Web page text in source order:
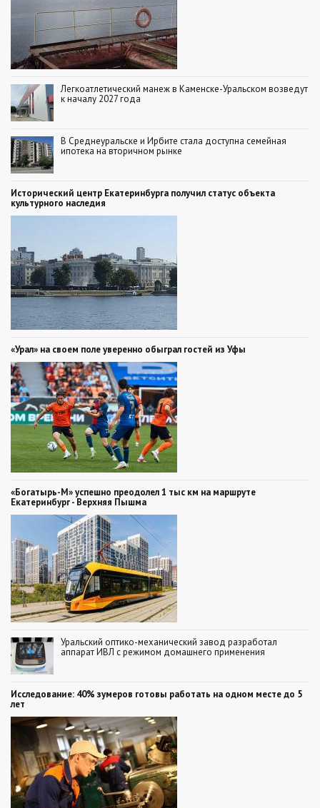
Легкоатлетический манеж в Каменске-Уральском возведут
к началу 2027 года
В Среднеуральске и Ирбите стала доступна семейная
ипотека на вторичном рынке
Исторический центр Екатеринбурга получил статус объекта
культурного наследия
«Урал» на своем поле уверенно обыграл гостей из Уфы
«Богатырь-М» успешно преодолел 1 тыс км на маршруте
Екатеринбург - Верхняя Пышма
Уральский оптико-механический завод разработал
аппарат ИВЛ с режимом домашнего применения
Исследование: 40% зумеров готовы работать на одном месте до 5
лет